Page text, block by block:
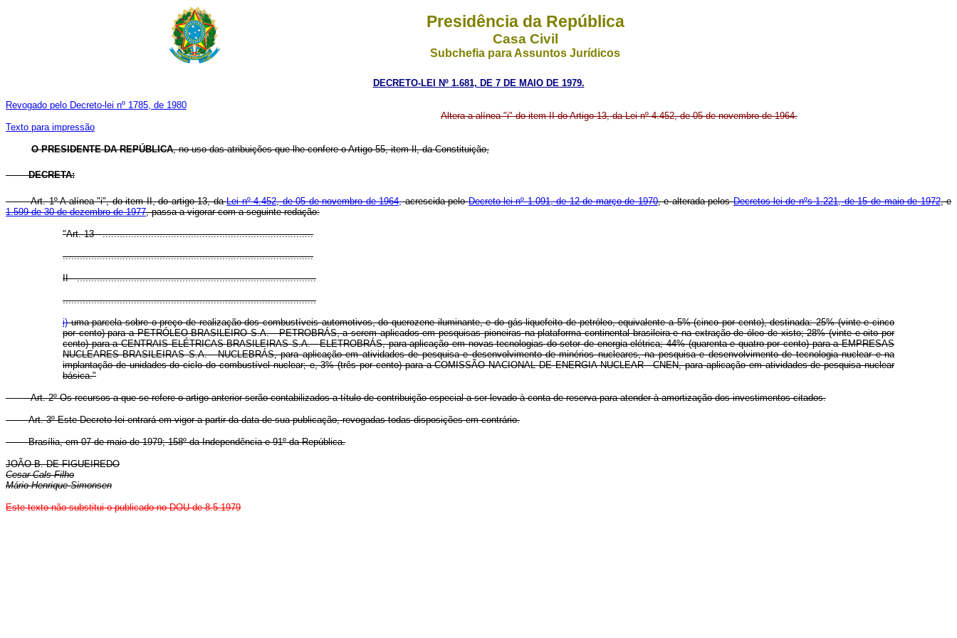
Presidência da República
Casa Civil
Subchefia para Assuntos Jurídicos
DECRETO-LEI Nº 1.681, DE 7 DE MAIO DE 1979.
Revogado pelo Decreto-lei nº 1785, de 1980
Texto para impressão
Altera a alínea "i" do item II do Artigo 13, da Lei nº 4.452, de 05 de novembro de 1964.
O PRESIDENTE DA REPÚBLICA, no uso das atribuições que lhe confere o Artigo 55, item Il, da Constituição,
DECRETA:
Art. 1º A alínea "i", do item II, do artigo 13, daLei nº 4.452, de 05 de novembro de 1964,acrescida peloDecreto-lei nº 1.091, de 12 de março de 1970, e alterada pelosDecretos-lei de nºs 1.221, de 15 de maio de 1972, e
1.599 de 30 de dezembro de 1977, passa a vigorar com a seguinte redação:
"Art. 13 - ..........................................................................
........................................................................................
II - ....................................................................................
.........................................................................................
i)uma parcela sobre o preço de realização dos combustíveis automotivos, do querozene iluminante, e do gás liquefeito de petróleo, equivalente a 5% (cinco por cento), destinada: 25% (vinte e cinco
por cento) para a PETRÓLEO BRASILEIRO S.A. - PETROBRÁS, a serem aplicados em pesquisas pioneiras na plataforma continental brasileira e na extração de óleo de xisto; 28% (vinte e oito por
cento) para a CENTRAIS ELÉTRICAS BRASILEIRAS S.A. - ELETROBRÁS, para aplicação em novas tecnologias do setor de energia elétrica; 44% (quarenta e quatro por cento) para a EMPRESAS
NUCLEARES BRASILEIRAS S.A. - NUCLEBRÁS, para aplicação em atividades de pesquisa e desenvolvimento de minérios nucleares, na pesquisa e desenvolvimento de tecnologia nuclear e na
implantação de unidades do ciclo do combustível nuclear; e, 3% (três por cento) para a COMISSÃO NACIONAL DE ENERGIA NUCLEAR - CNEN, para aplicação em atividades de pesquisa nuclear
básica."
Art. 2º Os recursos a que se refere o artigo anterior serão contabilizados a título de contribuição especial a ser levado à conta de reserva para atender à amortização dos investimentos citados.
Art. 3º Este Decreto-Iei entrará em vigor a partir da data de sua publicação, revogadas todas disposições em contrário.
Brasília, em 07 de maio de 1979; 158º da Independência e 91º da República.
JOÃO B. DE FIGUEIREDO
Cesar Cals Filho
Mário Henrique Simonsen
Este texto não substitui o publicado no DOU de 8.5.1979